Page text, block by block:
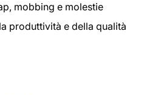
mobbing e molestie
produttività e della qualità